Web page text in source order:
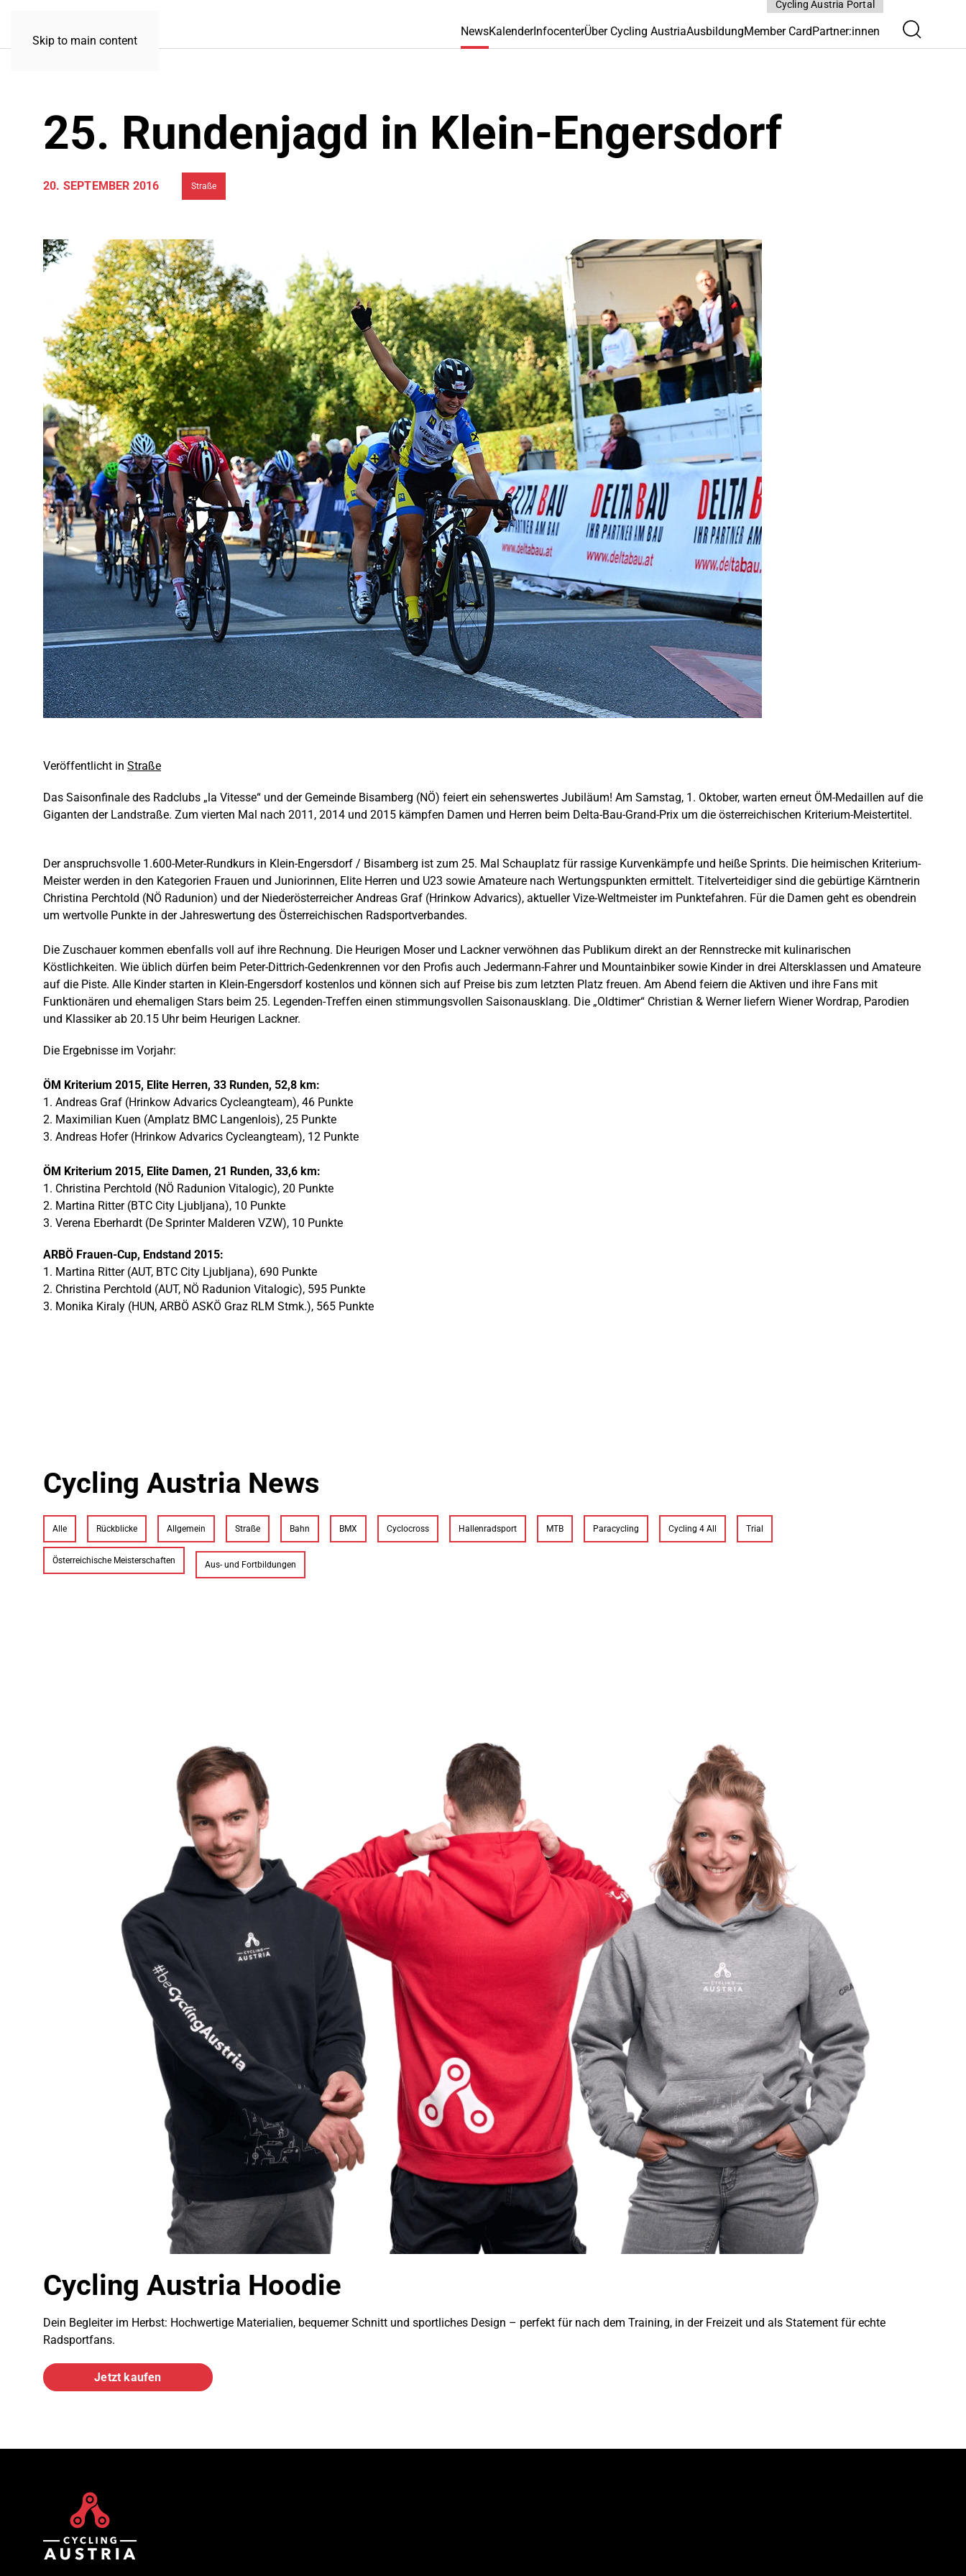
Skip to main content
NewsKalenderInfocenterÜber Cycling AustriaAusbildungMember CardPartner:innen
Cycling Austria Portal
25. Rundenjagd in Klein-Engersdorf
20. SEPTEMBER 2016 Straße
Veröffentlicht in Straße
Das Saisonfinale des Radclubs „la Vitesse“ und der Gemeinde Bisamberg (NÖ) feiert ein sehenswertes Jubiläum! Am Samstag, 1. Oktober, warten erneut ÖM-Medaillen auf die
Giganten der Landstraße. Zum vierten Mal nach 2011, 2014 und 2015 kämpfen Damen und Herren beim Delta-Bau-Grand-Prix um die österreichischen Kriterium-Meistertitel.
Der anspruchsvolle 1.600-Meter-Rundkurs in Klein-Engersdorf / Bisamberg ist zum 25. Mal Schauplatz für rassige Kurvenkämpfe und heiße Sprints. Die heimischen Kriterium-
Meister werden in den Kategorien Frauen und Juniorinnen, Elite Herren und U23 sowie Amateure nach Wertungspunkten ermittelt. Titelverteidiger sind die gebürtige Kärntnerin
Christina Perchtold (NÖ Radunion) und der Niederösterreicher Andreas Graf (Hrinkow Advarics), aktueller Vize-Weltmeister im Punktefahren. Für die Damen geht es obendrein
um wertvolle Punkte in der Jahreswertung des Österreichischen Radsportverbandes.
Die Zuschauer kommen ebenfalls voll auf ihre Rechnung. Die Heurigen Moser und Lackner verwöhnen das Publikum direkt an der Rennstrecke mit kulinarischen
Köstlichkeiten. Wie üblich dürfen beim Peter-Dittrich-Gedenkrennen vor den Profis auch Jedermann-Fahrer und Mountainbiker sowie Kinder in drei Altersklassen und Amateure
auf die Piste. Alle Kinder starten in Klein-Engersdorf kostenlos und können sich auf Preise bis zum letzten Platz freuen. Am Abend feiern die Aktiven und ihre Fans mit
Funktionären und ehemaligen Stars beim 25. Legenden-Treffen einen stimmungsvollen Saisonausklang. Die „Oldtimer“ Christian & Werner liefern Wiener Wordrap, Parodien
und Klassiker ab 20.15 Uhr beim Heurigen Lackner.
Die Ergebnisse im Vorjahr:
ÖM Kriterium 2015, Elite Herren, 33 Runden, 52,8 km:
1. Andreas Graf (Hrinkow Advarics Cycleangteam), 46 Punkte
2. Maximilian Kuen (Amplatz BMC Langenlois), 25 Punkte
3. Andreas Hofer (Hrinkow Advarics Cycleangteam), 12 Punkte
ÖM Kriterium 2015, Elite Damen, 21 Runden, 33,6 km:
1. Christina Perchtold (NÖ Radunion Vitalogic), 20 Punkte
2. Martina Ritter (BTC City Ljubljana), 10 Punkte
3. Verena Eberhardt (De Sprinter Malderen VZW), 10 Punkte
ARBÖ Frauen-Cup, Endstand 2015:
1. Martina Ritter (AUT, BTC City Ljubljana), 690 Punkte
2. Christina Perchtold (AUT, NÖ Radunion Vitalogic), 595 Punkte
3. Monika Kiraly (HUN, ARBÖ ASKÖ Graz RLM Stmk.), 565 Punkte
Cycling Austria News
Alle Rückblicke Allgemein Straße Bahn BMX Cyclocross Hallenradsport MTB Paracycling Cycling 4 All Trial
Österreichische Meisterschaften Aus- und Fortbildungen
Cycling Austria Hoodie
Dein Begleiter im Herbst: Hochwertige Materialien, bequemer Schnitt und sportliches Design – perfekt für nach dem Training, in der Freizeit und als Statement für echte
Radsportfans.
Jetzt kaufen